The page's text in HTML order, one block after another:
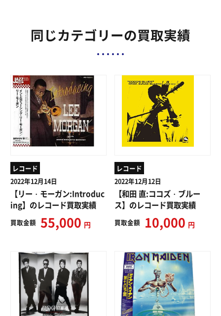
同じカテゴリーの買取実績
レコード
2022年12月14日
【リー・モーガン:Introduc
ing】のレコード買取実績
買取金額 55,000 円
レコード
2022年12月12日
【和田 直:ココズ・ブルー
ス】のレコード買取実績
買取金額 10,000 円